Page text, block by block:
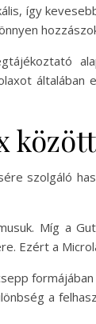
így
szolgáló
Míg a
Ezért a
a